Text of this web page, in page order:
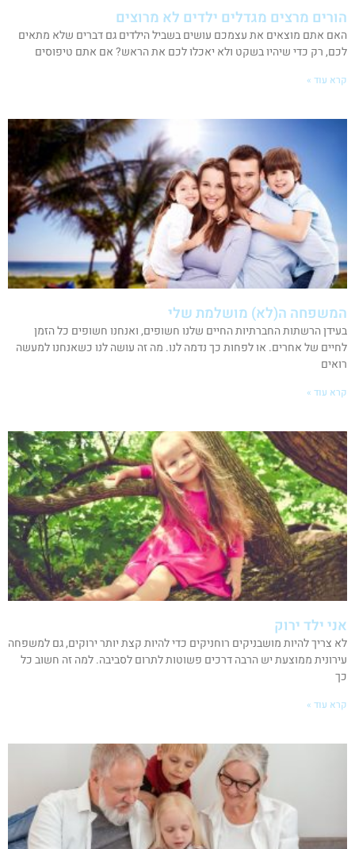
הורים מרצים מגדלים ילדים לא מרוצים
האם אתם מוצאים את עצמכם עושים בשביל הילדים גם דברים שלא מתאים
לכם, רק כדי שיהיו בשקט ולא יאכלו לכם את הראש? אם אתם טיפוסים
קרא עוד »
המשפחה ה(לא) מושלמת שלי
בעידן הרשתות החברתיות החיים שלנו חשופים, ואנחנו חשופים כל הזמן
לחיים של אחרים. או לפחות כך נדמה לנו. מה זה עושה לנו כשאנחנו למעשה
רואים
קרא עוד »
אני ילד ירוק
לא צריך להיות מושבניקים רוחניקים כדי להיות קצת יותר ירוקים, גם למשפחה
עירונית ממוצעת יש הרבה דרכים פשוטות לתרום לסביבה. למה זה חשוב כל
כך
קרא עוד »